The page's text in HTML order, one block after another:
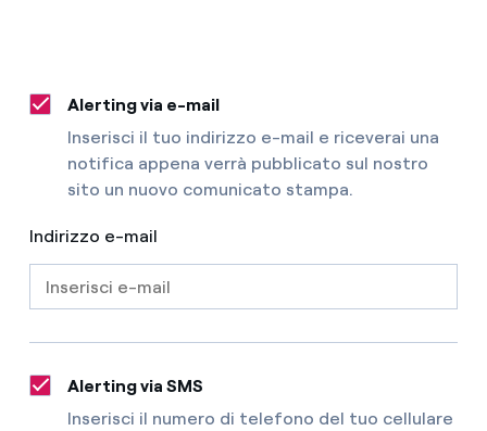
Alerting via e-mail
Inserisci il tuo indirizzo e-mail e riceverai una
notifica appena verrà pubblicato sul nostro
sito un nuovo comunicato stampa.
Indirizzo e-mail
Alerting via SMS
Inserisci il numero di telefono del tuo cellulare